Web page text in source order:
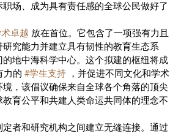
场、成为具有责任感的全球公民做好了
卓越 放在首位。它包含了一项强有力且
究能力并建立具有韧性的教育生态系
地中海科学中心。这个拟建的枢纽将成
力的 #学生支持 ，并促进不同文化和学术
，该倡议确保来自全球各个角落的顶尖
育公平和共建人类命运共同体的理念不
者和研究机构之间建立无缝连接。通过